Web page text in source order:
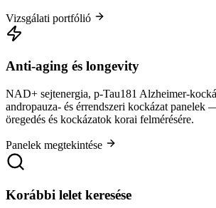
Vizsgálati portfólió
Anti-aging és longevity
NAD+ sejtenergia, p-Tau181 Alzheimer-
andropauza- és érrendszeri kockázat panelek
öregedés és kockázatok korai felmérésére.
Panelek megtekintése
Korábbi lelet keresése